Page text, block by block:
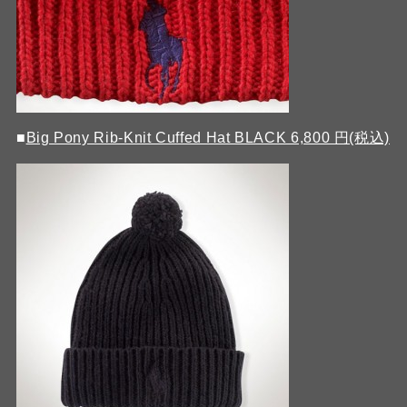
■ Big Pony Rib-Knit Cuffed Hat BLACK 6,800 円(税込)